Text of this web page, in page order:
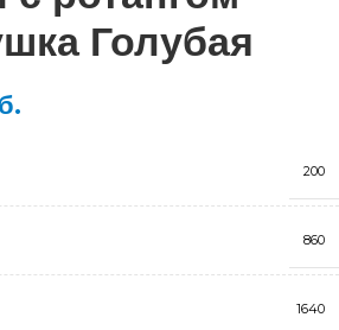
Голубая
200
860
1640